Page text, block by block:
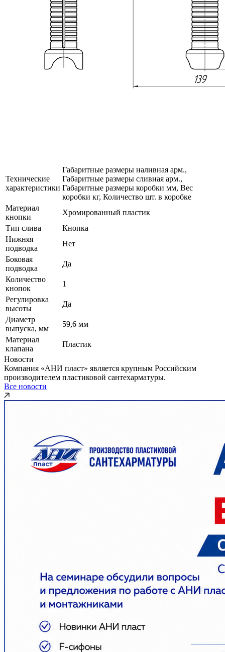
Технические
характеристики
Габаритные размеры наливная арм.,
Габаритные размеры сливная арм.,
Габаритные размеры коробки мм, Вес
коробки кг, Количество шт. в коробке
Материал
кнопки
Хромированный пластик
Тип слива
Кнопка
Нижняя
подводка
Нет
Боковая
подводка
Да
Количество
кнопок
1
Регулировка
высоты
Да
Диаметр
выпуска, мм
59,6 мм
Материал
клапана
Пластик
Новости
Компания «АНИ пласт» является крупным Российским
производителем пластиковой сантехарматуры.
Все новости